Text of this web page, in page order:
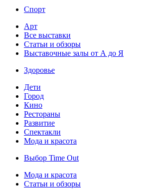
Спорт
Арт
Все выставки
Статьи и обзоры
Выставочные залы от А до Я
Здоровье
Дети
Город
Кино
Рестораны
Развитие
Спектакли
Мода и красота
Выбор Time Out
Мода и красота
Статьи и обзоры